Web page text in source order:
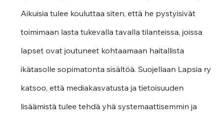
Aikuisia tulee kouluttaa siten, että he pystyisivät
toimimaan lasta tukevalla tavalla tilanteissa, joissa
lapset ovat joutuneet kohtaamaan haitallista
ikätasolle sopimatonta sisältöä. Suojellaan Lapsia ry
katsoo, että mediakasvatusta ja tietoisuuden
lisäämistä tulee tehdä yhä systemaattisemmin ja